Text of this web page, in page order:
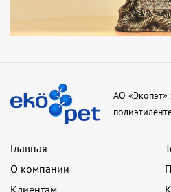
АО «Экопэт»
Главная
О компании
Клиентам